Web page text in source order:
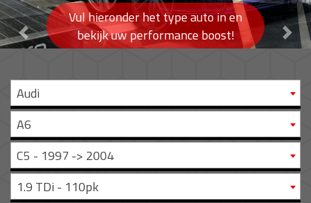
Vul hieronder het type auto in en
bekijk uw performance boost!
Previous
Audi
A6
C5 - 1997 -> 2004
1.9 TDi - 110pk